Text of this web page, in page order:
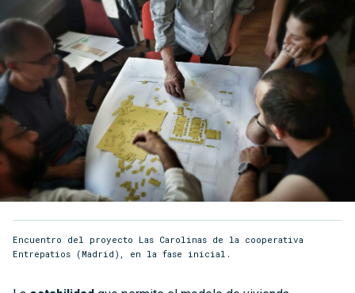
Encuentro del proyecto Las Carolinas de la cooperativa
Entrepatios (Madrid), en la fase inicial.